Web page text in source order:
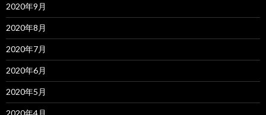
2020年9月
2020年8月
2020年7月
2020年6月
2020年5月
2020年4月